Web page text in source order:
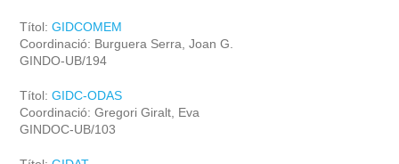
Títol: GIDCOMEM
Coordinació: Burguera Serra, Joan G.
GINDO-UB/194
Títol: GIDC-ODAS
Coordinació: Gregori Giralt, Eva
GINDOC-UB/103